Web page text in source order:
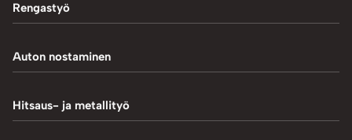
Rengastyö
Palteennostin
Rengastarvikkeet/työkalut
Auton nostaminen
1-Pilarinostimet
Hitsaus- ja metallityö